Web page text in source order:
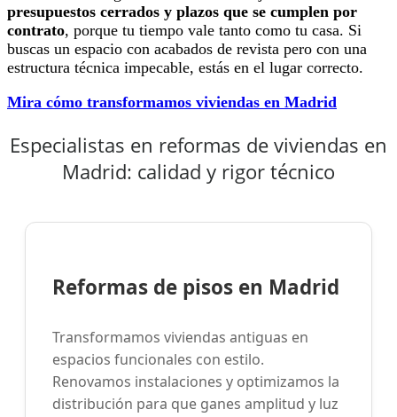
presupuestos cerrados y plazos que se cumplen por
contrato, porque tu tiempo vale tanto como tu casa. Si
buscas un espacio con acabados de revista pero con una
estructura técnica impecable, estás en el lugar correcto.
Mira cómo transformamos viviendas en Madrid
Especialistas en reformas de viviendas en
Madrid: calidad y rigor técnico
Reformas de pisos en Madrid
Transformamos viviendas antiguas en
espacios funcionales con estilo.
Renovamos instalaciones y optimizamos la
distribución para que ganes amplitud y luz